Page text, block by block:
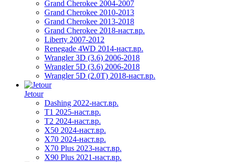
Grand Cherokee 2004-2007
Grand Cherokee 2010-2013
Grand Cherokee 2013-2018
Grand Cherokee 2018-наст.вр.
Liberty 2007-2012
Renegade 4WD 2014-наст.вр.
Wrangler 3D (3.6) 2006-2018
Wrangler 5D (3.6) 2006-2018
Wrangler 5D (2.0T) 2018-наст.вр.
Jetour
Dashing 2022-наст.вр.
T1 2025-наст.вр.
T2 2024-наст.вр.
X50 2024-наст.вр.
X70 2024-наст.вр.
X70 Plus 2023-наст.вр.
X90 Plus 2021-наст.вр.